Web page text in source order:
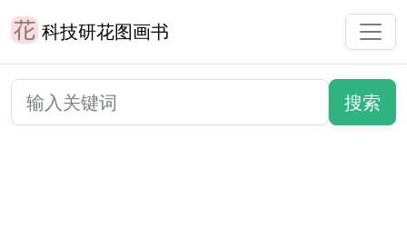
科技研花图画书